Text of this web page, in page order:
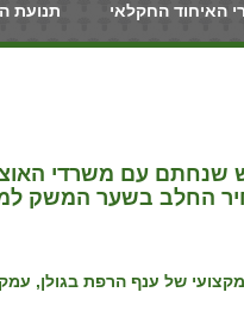
האיחוד החקלאי תנועת
עם משרדי
החלב בשער המשק
של ענף הרפת בגולן,